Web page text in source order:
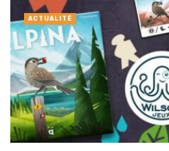
ACTUALITÉ